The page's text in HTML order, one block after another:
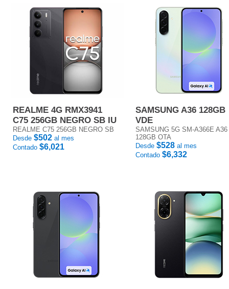
REALME 4G RMX3941
C75 256GB NEGRO SB IU
REALME C75 256GB NEGRO SB
Desde $502 al mes
Contado $6,021
SAMSUNG A36 128GB
VDE
SAMSUNG 5G SM-A366E A36
128GB OTA
Desde $528 al mes
Contado $6,332